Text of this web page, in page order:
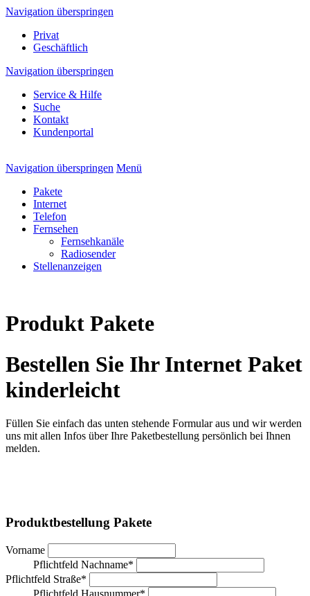
Navigation überspringen
Privat
Geschäftlich
Navigation überspringen
Service & Hilfe
Suche
Kontakt
Kundenportal
Navigation überspringen Menü
Pakete
Internet
Telefon
Fernsehen
Fernsehkanäle
Radiosender
Stellenanzeigen
Produkt Pakete
Bestellen Sie Ihr Internet Paket
kinderleicht
Füllen Sie einfach das unten stehende Formular aus und wir werden
uns mit allen Infos über Ihre Paketbestellung persönlich bei Ihnen
melden.
Produktbestellung Pakete
Vorname
Pflichtfeld Nachname*
Pflichtfeld Straße*
Pflichtfeld Hausnummer*